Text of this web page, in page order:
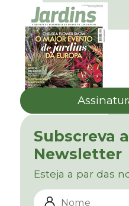
Subscreva
Newsletter
Esteja a par das